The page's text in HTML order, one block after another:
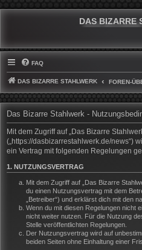
DAS BIZARRE
FAQ
DAS BIZARRE STAHLWERK FOREN-
Das Bizarre Stahlwerk -
Mit dem Zugriff auf „Das Bizarre
(„https://dasbizarrestahlwerk.de/news“)
ein Vertrag mit folgenden Regelungen
1. NUTZUNGSVERTRAG
Mit dem Zugriff auf „Das Bizarre
du einen Nutzungsvertrag mit dem
„Betreiber“) und erklärst dich mit den
Wenn du mit diesen Regelungen nicht
nicht weiter nutzen. Für die Nutzung
Stelle veröffentlichten Regelungen.
Der Nutzungsvertrag wird auf
beiden Seiten ohne Einhaltung einer